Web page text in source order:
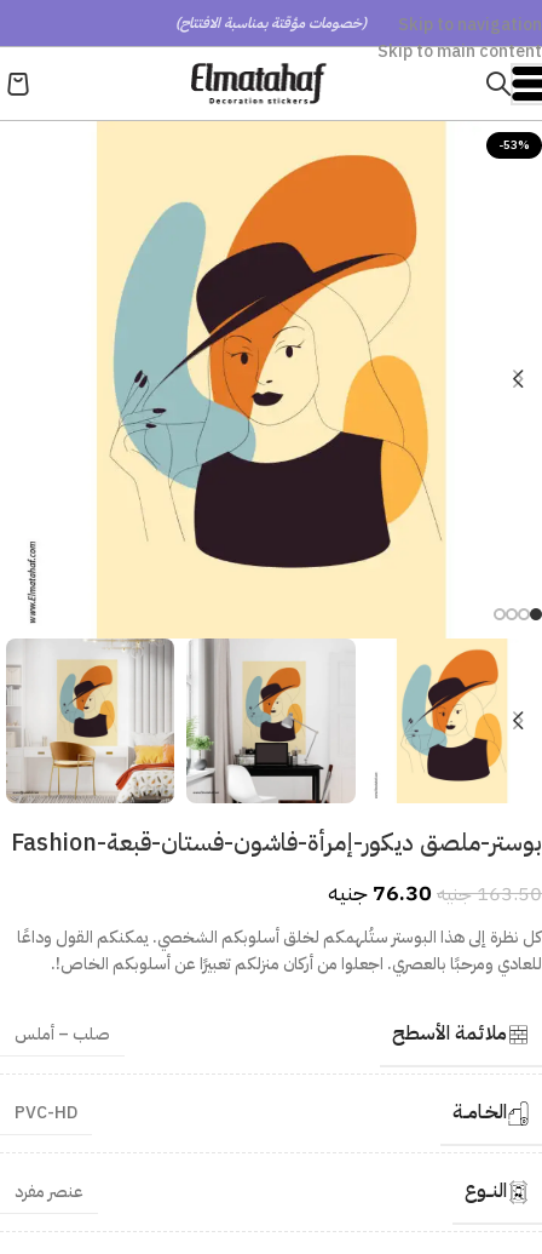
Skip to navigation
Skip to main content
(خصومات مؤقتة بمناسبة الافتتاح)
-53%
بوستر-ملصق ديكور-إمرأة-فاشون-فستان-قبعة-Fashion
163.50جنيه 76.30جنيه
كل نظرة إلى هذا البوستر ستُلهمكم لخلق أسلوبكم الشخصي. يمكنكم القول وداعًا
للعادي ومرحبًا بالعصري. اجعلوا من أركان منزلكم تعبيرًا عن أسلوبكم الخاص!.
ملائمة الأسطح صلب – أملس
الخـامــة PVC-HD
النــوع عنصر مفرد